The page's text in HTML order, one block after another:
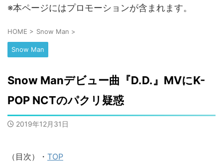
※本ページにはプロモーションが含まれます。
HOME > Snow Man >
Snow Man
Snow Manデビュー曲『D.D.』MVにK-
POP NCTのパクリ疑惑
2019年12月31日
（目次）・ TOP